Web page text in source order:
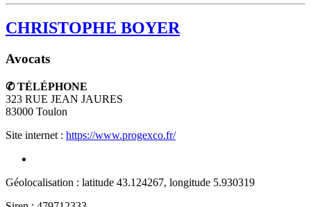
CHRISTOPHE BOYER
Avocats
✆ TÉLÉPHONE
323 RUE JEAN JAURES
83000 Toulon
Site internet : https://www.progexco.fr/
Géolocalisation : latitude 43.124267, longitude 5.930319